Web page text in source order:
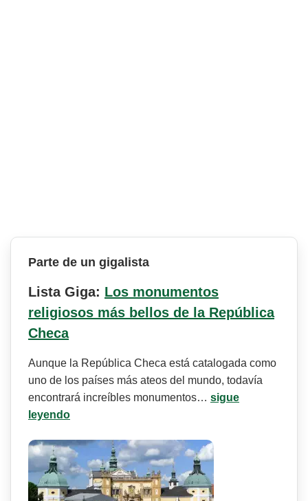
Parte de un gigalista
Lista Giga: Los monumentos
religiosos más bellos de la República
Checa
Aunque la República Checa está catalogada como
uno de los países más ateos del mundo, todavía
encontrará increíbles monumentos… sigue
leyendo